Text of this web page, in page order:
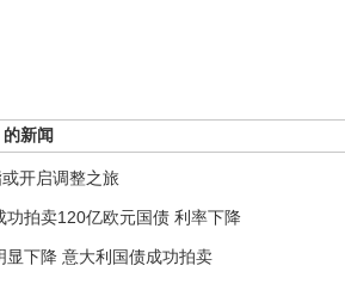
的新闻
开启调整之旅
功拍卖120亿欧元国债 利率下降
显下降 意大利国债成功拍卖